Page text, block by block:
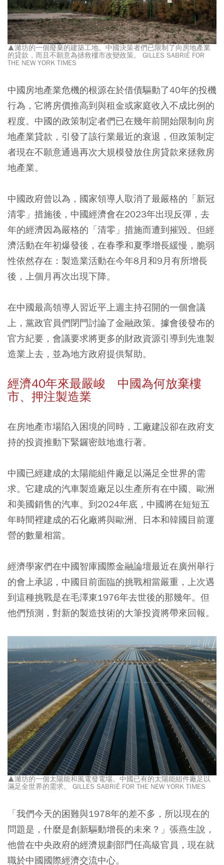
▲濰坊的一個廢棄的建築工地。中國決策者們已限制了向房地產業
的貸款，而且不願意為拯救樓市改變政策。 GILLES SABRIÉ FOR
THE NEW YORK TIMES
中國房地產業危機的根源在於借債驅動了40年的投機
行為，它將房價推高到與租金或家庭收入不成比例的
程度。 中國的政策制定者們已在幾年前開始限制向房
地產業貸款，引發了該行業最近的衰退，但政策制定
者現在不願意通過再次大規模發放住房貸款來拯救房
地產業。
中國政府曾以為，國家領導人取消了最嚴格的「新冠
清零」措施後，中國經濟會在2023年出現反彈，去
年的經濟因為嚴格的「清零」措施而遭到摧毀。但經
濟活動在年初爆發後，在春季和夏季增長緩慢，脆弱
性依然存在：製造業活動在今年8月和9月有所增長
後，上個月再次出現下降。
在中國最高領導人習近平上週主持召開的一個會議
上，黨政官員們閉門討論了金融政策。據會後發布的
官方紀要，會議要求將更多的財政資源引導到先進製
造業上去，並為地方政府提供幫助。
經濟40年來最嚴峻 中國為何放棄樓
市、押注製造業
在房地產市場陷入困境的同時，工廠建設卻在政府支
持的投資推動下緊鑼密鼓地進行著。
中國已經建成的太陽能組件廠足以滿足全世界的需
求。它建成的汽車製造廠足以生產所有在中國、歐洲
和美國銷售的汽車。到2024年底，中國將在短短五
年時間裡建成的石化廠將與歐洲、日本和韓國目前運
營的數量相當。
經濟學家們在中國智庫國際金融論壇最近在廣州舉行
的會上承認， 中國目前面臨的挑戰相當嚴重，上次遇
到這種挑戰是在毛澤東1976年去世後的那幾年。但
他們預測，對新的製造技術的大筆投資將帶來回報。
▲濰坊的一個太陽能和風電發電場。中國已有的太陽能組件廠足以
滿足全世界的需求。 GILLES SABRIÉ FOR THE NEW YORK TIMES
「我們今天的困難與1978年的差不多，所以現在的
問題是，什麼是創新驅動增長的未來？」張燕生說，
他曾在中央政府的經濟規劃部門任高級官員，現在就
職於中國國際經濟交流中心。